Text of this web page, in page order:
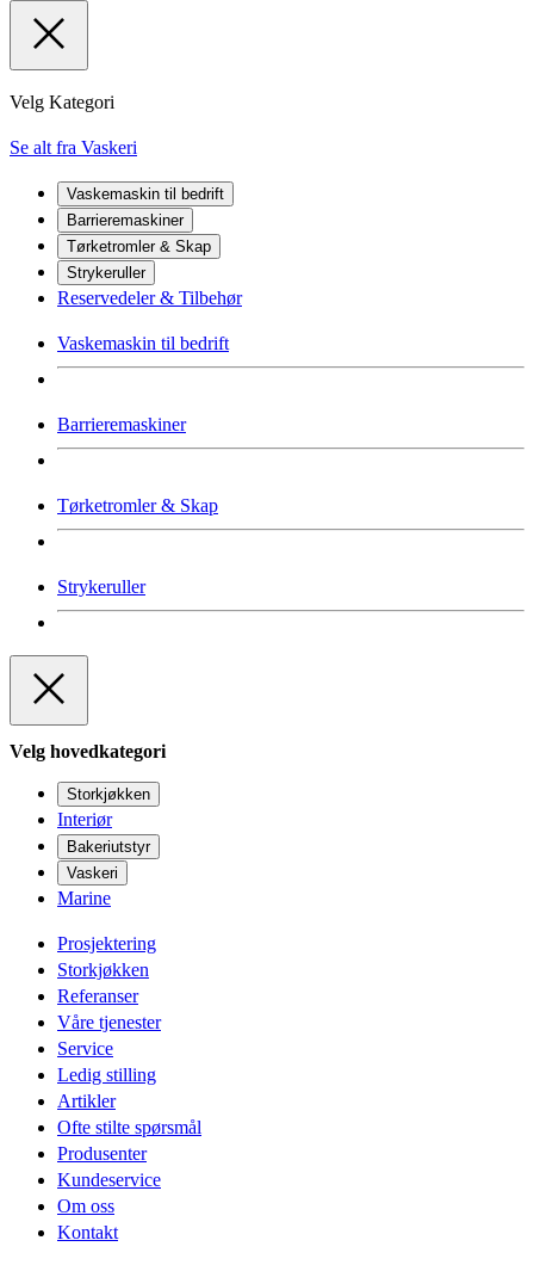
Velg Kategori
Se alt fra Vaskeri
Vaskemaskin til bedrift
Barrieremaskiner
Tørketromler & Skap
Strykeruller
Reservedeler & Tilbehør
Vaskemaskin til bedrift
Barrieremaskiner
Tørketromler & Skap
Strykeruller
Velg hovedkategori
Storkjøkken
Interiør
Bakeriutstyr
Vaskeri
Marine
Prosjektering
Storkjøkken
Referanser
Våre tjenester
Service
Ledig stilling
Artikler
Ofte stilte spørsmål
Produsenter
Kundeservice
Om oss
Kontakt